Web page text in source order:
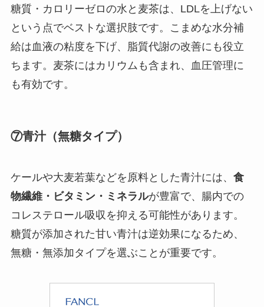
糖質・カロリーゼロの水と麦茶は、LDLを上げない
という点でベストな選択肢です。こまめな水分補
給は血液の粘度を下げ、脂質代謝の改善にも役立
ちます。麦茶にはカリウムも含まれ、血圧管理に
も有効です。
⑦青汁（無糖タイプ）
ケールや大麦若葉などを原料とした青汁には、 食
物繊維・ビタミン・ミネラルが豊富で、腸内での
コレステロール吸収を抑える可能性があります。
糖質が添加された甘い青汁は逆効果になるため、
無糖・無添加タイプを選ぶことが重要です。